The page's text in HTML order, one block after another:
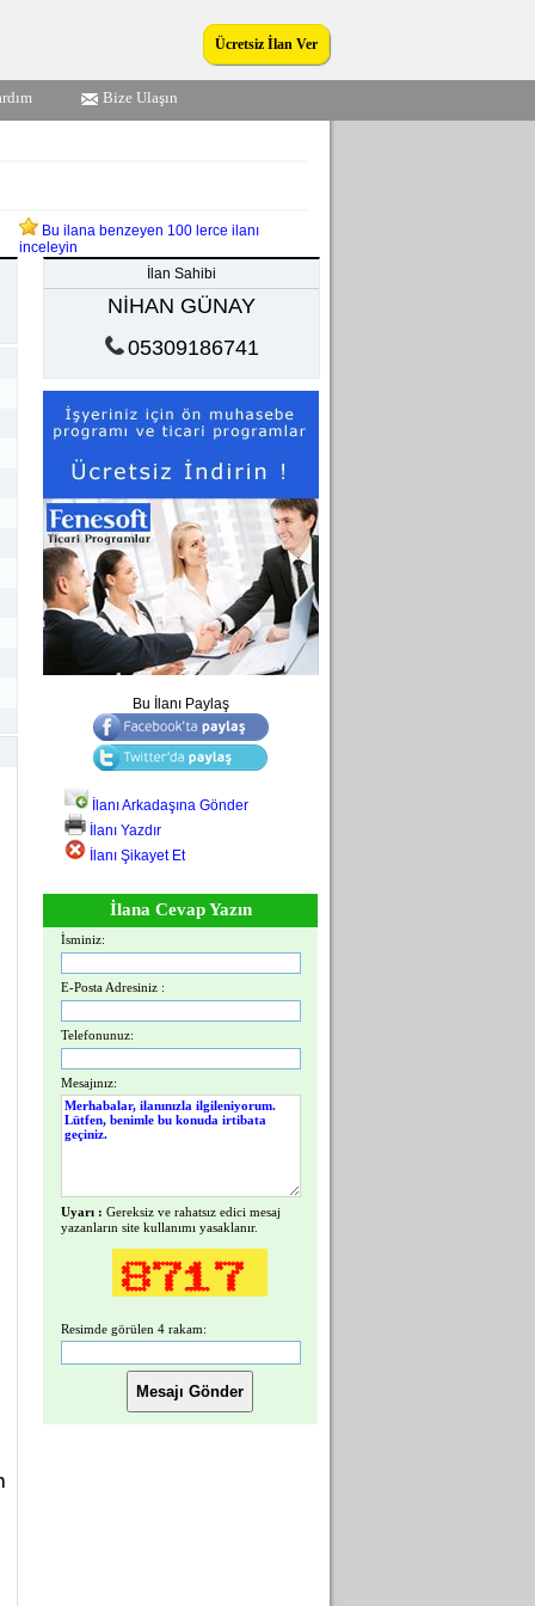
Ücretsiz İlan Ver
Bize Ulaşın
Bu ilana benzeyen 100 lerce ilanı
inceleyin
İlan Sahibi
NİHAN GÜNAY
05309186741
Bu İlanı Paylaş
İlanı Arkadaşına Gönder
İlanı Yazdır
İlanı Şikayet Et
İlana Cevap Yazın
İsminiz:
E-Posta Adresiniz :
Telefonunuz:
Mesajınız:
Uyarı : Gereksiz ve rahatsız edici mesaj
yazanların site kullanımı yasaklanır.
Resimde görülen 4 rakam: